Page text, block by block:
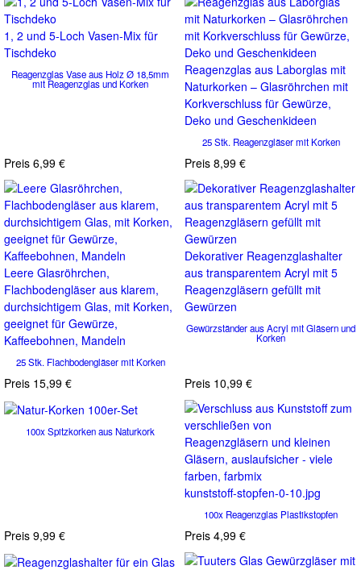
1, 2 und 5-Loch Vasen-Mix für
Tischdeko
Reagenzglas Vase aus Holz Ø 18,5mm
mit Reagenzglas und Korken
Preis 6,99 €
Reagenzglas aus Laborglas mit
Naturkorken – Glasröhrchen mit
Korkverschluss für Gewürze,
Deko und Geschenkideen
25 Stk. Reagenzgläser mit Korken
Preis 8,99 €
Leere Glasröhrchen,
Flachbodengläser aus klarem,
durchsichtigem Glas, mit Korken,
geeignet für Gewürze,
Kaffeebohnen, Mandeln
25 Stk. Flachbodengläser mit Korken
Preis 15,99 €
Dekorativer Reagenzglashalter
aus transparentem Acryl mit 5
Reagenzgläsern gefüllt mit
Gewürzen
Gewürzständer aus Acryl mit Gläsern und
Korken
Preis 10,99 €
100x Spitzkorken aus Naturkork
Preis 9,99 €
kunststoff-stopfen-0-10.jpg
100x Reagenzglas Plastikstopfen
Preis 4,99 €